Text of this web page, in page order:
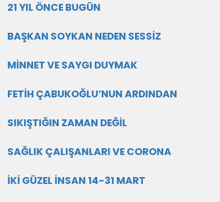
21 YIL ÖNCE BUGÜN
BAŞKAN SOYKAN NEDEN SESSİZ
MİNNET VE SAYGI DUYMAK
FETİH ÇABUKOĞLU’NUN ARDINDAN
SIKIŞTIĞIN ZAMAN DEĞİL
SAĞLIK ÇALIŞANLARI VE CORONA
İKİ GÜZEL İNSAN 14-31 MART